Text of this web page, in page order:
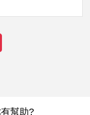
幫助?